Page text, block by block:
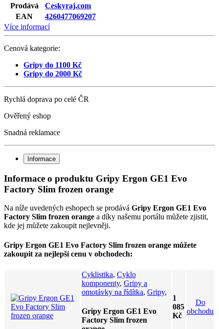
Prodává
Ceskyraj.com
EAN
4260477069207
Více informací
Cenová kategorie:
Gripy do 1100 Kč
Gripy do 2000 Kč
Rychlá doprava po celé ČR
Ověřený eshop
Snadná reklamace
Informace
Informace o produktu Gripy Ergon GE1 Evo
Factory Slim frozen orange
Na níže uvedených eshopech se prodává Gripy Ergon GE1 Evo
Factory Slim frozen orange a díky našemu portálu můžete zjistit,
kde jej můžete zakoupit nejlevněji.
Gripy Ergon GE1 Evo Factory Slim frozen orange můžete
zakoupit za nejlepší cenu v obchodech:
Cyklistika, Cyklo
komponenty, Gripy a
omotávky na řídítka, Gripy,
Gripy Ergon GE1 Evo
Factory Slim frozen
1
085
Kč
Do
obchodu